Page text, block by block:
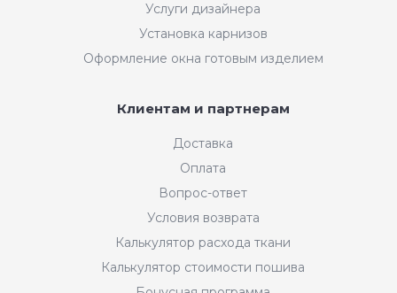
Услуги дизайнера
Установка карнизов
Оформление окна готовым изделием
Клиентам и партнерам
Доставка
Оплата
Вопрос-ответ
Условия возврата
Калькулятор расхода ткани
Калькулятор стоимости пошива